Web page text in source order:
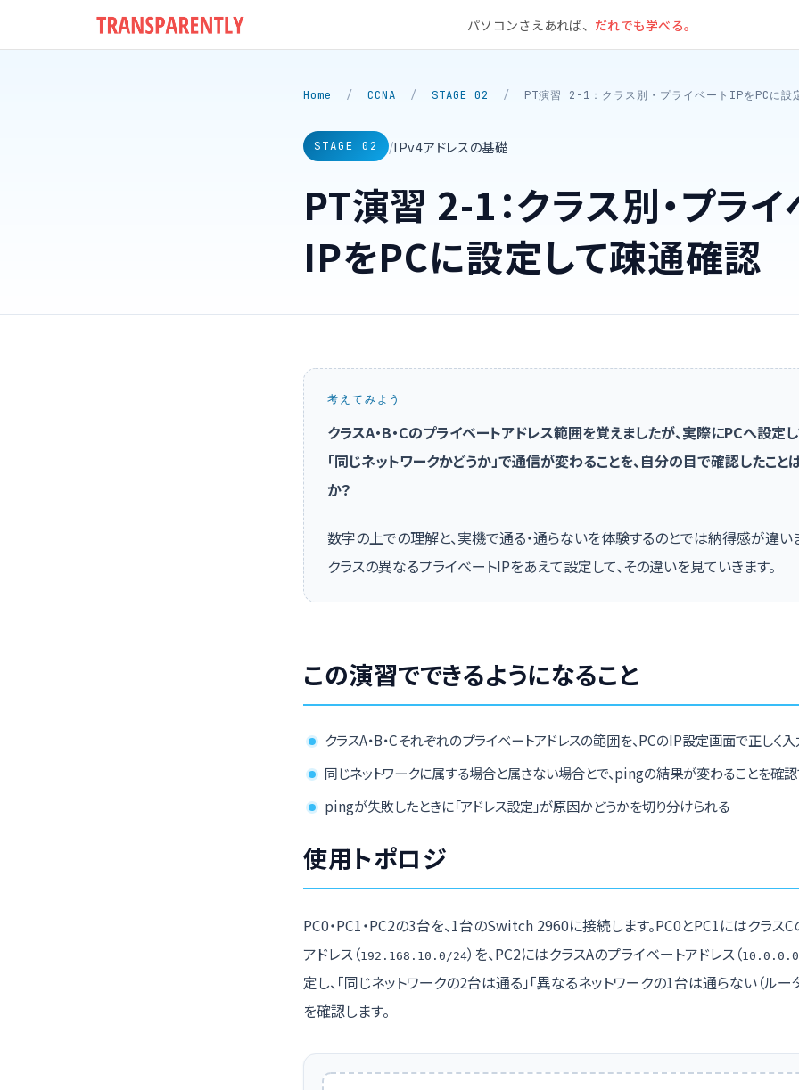
パソコンさえあれば、 だれでも学べる。
Home / CCNA / STAGE 02 / PT演習 2-1：クラス別・プライベートIPをPCに設
STAGE 02 /IPv4アドレスの基礎
PT演習 2-1：クラス別・プライ
IPをPCに設定して疎通確認
考えてみよう
クラスA・B・Cのプライベートアドレス範囲を覚えましたが、実際にPCへ設定し
「同じネットワークかどうか」で通信が変わることを、自分の目で確認したこと
か？
数字の上での理解と、実機で通る・通らないを体験するのとでは納得感が違い
クラスの異なるプライベートIPをあえて設定して、その違いを見ていきます。
この演習でできるようになること
クラスA・B・Cそれぞれのプライベートアドレスの範囲を、PCのIP設定画面で正しく
同じネットワークに属する場合と属さない場合とで、pingの結果が変わることを確
pingが失敗したときに「アドレス設定」が原因かどうかを切り分けられる
使用トポロジ
PC0・PC1・PC2の3台を、1台のSwitch 2960に接続します。PC0とPC1にはクラス
アドレス（192.168.10.0/24）を、PC2にはクラスAのプライベートアドレス（
定し、「同じネットワークの2台は通る」「異なるネットワークの1台は通らない（ルー
を確認します。